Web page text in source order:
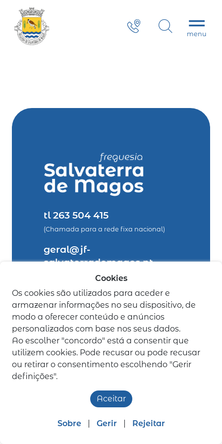
tl 263 504 415
(Chamada para a rede fixa nacional)
geral@jf-
salvaterrademagos.pt
legais
Política de Privacidade
Livro de Reclamações
Junta de Freguesia de Salvaterra de Magos
direitos reservados | desenvolvido por
Cookies
Os cookies são utilizados para aceder e
armazenar informações no seu dispositivo, de
modo a oferecer conteúdo e anúncios
personalizados com base nos seus dados.
Ao escolher "concordo" está a consentir que
utilizem cookies. Pode recusar ou pode recusar
ou retirar o consentimento escolhendo "Gerir
definições".
Aceitar
Sobre Gerir Rejeitar